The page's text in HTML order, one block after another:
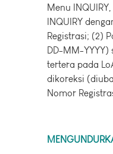
Menu INQUIRY,
INQUIRY
Registrasi; (2)
DD-MM-YYYY)
tertera pada
dikoreksi
Nomor